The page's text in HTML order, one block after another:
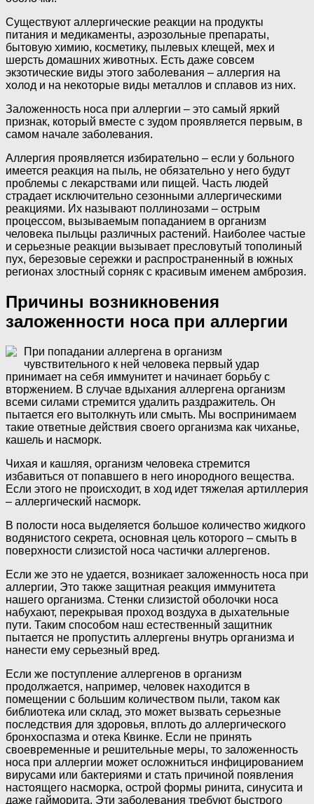
Существуют аллергические реакции на продукты
питания и медикаменты, аэрозольные препараты,
бытовую химию, косметику, пылевых клещей, мех и
шерсть домашних животных. Есть даже совсем
экзотические виды этого заболевания – аллергия на
холод и на некоторые виды металлов и сплавов из них.
Заложенность носа при аллергии – это самый яркий
признак, который вместе с зудом проявляется первым, в
самом начале заболевания.
Аллергия проявляется избирательно – если у больного
имеется реакция на пыль, не обязательно у него будут
проблемы с лекарствами или пищей. Часть людей
страдает исключительно сезонными аллергическими
реакциями. Их называют поллинозами – острым
процессом, вызываемым попаданием в организм
человека пыльцы различных растений. Наиболее частые
и серьезные реакции вызывает пресловутый тополиный
пух, березовые сережки и распространенный в южных
регионах злостный сорняк с красивым именем амброзия.
Причины возникновения
заложенности носа при аллергии
При попадании аллергена в организм
чувствительного к ней человека первый удар
принимает на себя иммунитет и начинает борьбу с
вторжением. В случае вдыхания аллергена организм
всеми силами стремится удалить раздражитель. Он
пытается его вытолкнуть или смыть. Мы воспринимаем
такие ответные действия своего организма как чиханье,
кашель и насморк.
Чихая и кашляя, организм человека стремится
избавиться от попавшего в него инородного вещества.
Если этого не происходит, в ход идет тяжелая артиллерия
– аллергический насморк.
В полости носа выделяется большое количество жидкого
водянистого секрета, основная цель которого – смыть в
поверхности слизистой носа частички аллергенов.
Если же это не удается, возникает заложенность носа при
аллергии, Это также защитная реакция иммунитета
нашего организма. Стенки слизистой оболочки носа
набухают, перекрывая проход воздуха в дыхательные
пути. Таким способом наш естественный защитник
пытается не пропустить аллергены внутрь организма и
нанести ему серьезный вред.
Если же поступление аллергенов в организм
продолжается, например, человек находится в
помещении с большим количеством пыли, таком как
библиотека или склад, это может вызвать серьезные
последствия для здоровья, вплоть до аллергического
бронхоспазма и отека Квинке. Если не принять
своевременные и решительные меры, то заложенность
носа при аллергии может осложниться инфицированием
вирусами или бактериями и стать причиной появления
настоящего насморка, острой формы ринита, синусита и
даже гайморита. Эти заболевания требуют быстрого